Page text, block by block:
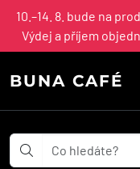
10.–14. 8. bude na
Výdej a příjem
BUNA CAFÉ